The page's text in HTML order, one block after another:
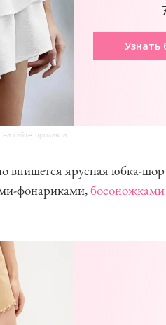
Узнать
сайте продавца
впишется ярусная юбка-
фонариками,